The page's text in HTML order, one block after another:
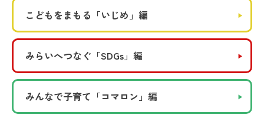
こどもをまもる 「いじめ」編
みらいへつなぐ 「SDGs」編
みんなで子育て 「コマロン」編